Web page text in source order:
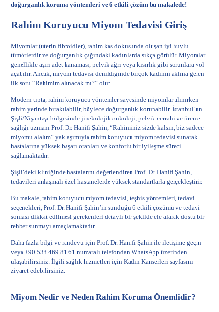
doğurganlık koruma yöntemleri ve 6 etkili çözüm bu makalede!
Rahim Koruyucu Miyom Tedavisi Giriş
Miyomlar (uterin fibroidler), rahim kas dokusunda oluşan iyi huylu
tümörlerdir ve doğurganlık çağındaki kadınlarda sıkça görülür. Miyomlar
genellikle aşırı adet kanaması, pelvik ağrı veya kısırlık gibi sorunlara yol
açabilir. Ancak, miyom tedavisi denildiğinde birçok kadının aklına gelen
ilk soru “Rahimim alınacak mı?” olur.
Modern tıpta, rahim koruyucu yöntemler sayesinde miyomlar alınırken
rahim yerinde bırakılabilir, böylece doğurganlık korunabilir. İstanbul’un
Şişli/Nişantaşı bölgesinde jinekolojik onkoloji, pelvik cerrahi ve üreme
sağlığı uzmanı Prof. Dr. Hanifi Şahin, “Rahiminiz sizde kalsın, biz sadece
miyomu alalım” yaklaşımıyla rahim koruyucu miyom tedavisi sunarak
hastalarına yüksek başarı oranları ve konforlu bir iyileşme süreci
sağlamaktadır.
Şişli’deki kliniğinde hastalarını değerlendiren Prof. Dr. Hanifi Şahin,
tedavileri anlaşmalı özel hastanelerde yüksek standartlarla gerçekleştirir.
Bu makale, rahim koruyucu miyom tedavisi, teşhis yöntemleri, tedavi
seçenekleri, Prof. Dr. Hanifi Şahin’in sunduğu 6 etkili çözümü ve tedavi
sonrası dikkat edilmesi gerekenleri detaylı bir şekilde ele alarak dostu bir
rehber sunmayı amaçlamaktadır.
Daha fazla bilgi ve randevu içinProf. Dr. Hanifi Şahin ile iletişime geçin
veya +90 538 469 81 61 numaralı telefondan WhatsApp üzerinden
ulaşabilirsiniz. İlgili sağlık hizmetleri içinKadın Kanserleri sayfasını
ziyaret edebilirsiniz.
Miyom Nedir ve Neden Rahim Koruma Önemlidir?